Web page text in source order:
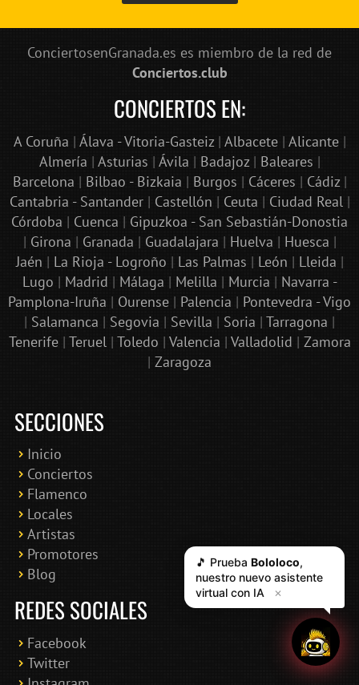
ConciertosenGranada.es es miembro de la red de
Conciertos.club
CONCIERTOS EN:
A Coruña | Álava - Vitoria-Gasteiz| Albacete| Alicante|
Almería | Asturias | Ávila | Badajoz| Baleares |
Barcelona | Bilbao - Bizkaia | Burgos | Cáceres | Cádiz|
Cantabria - Santander| Castellón | Ceuta | Ciudad Real |
Córdoba | Cuenca | Gipuzkoa - San Sebastián-Donostia
| Girona | Granada | Guadalajara | Huelva | Huesca |
Jaén | La Rioja - Logroño | Las Palmas | León | Lleida |
Lugo | Madrid | Málaga | Melilla | Murcia | Navarra -
Pamplona-Iruña | Ourense | Palencia | Pontevedra - Vigo
| Salamanca | Segovia | Sevilla | Soria | Tarragona |
Tenerife| Teruel | Toledo | Valencia | Valladolid | Zamora
| Zaragoza
SECCIONES
Inicio
Conciertos
Flamenco
Locales
Artistas
Promotores
Blog
REDES SOCIALES
Facebook
Twitter
Bololoco · conciertosengranada.es
Online · Te ayudo a encontrar conciertos